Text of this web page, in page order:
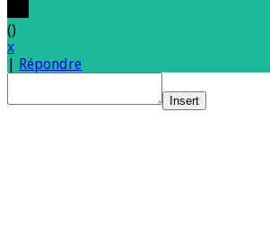
()
x
| Répondre
Insert